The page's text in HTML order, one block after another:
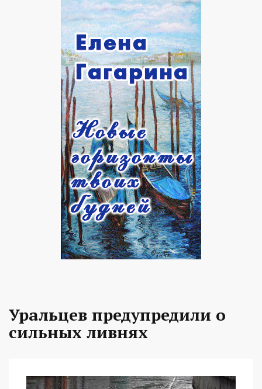
Уральцев предупредили о
сильных ливнях